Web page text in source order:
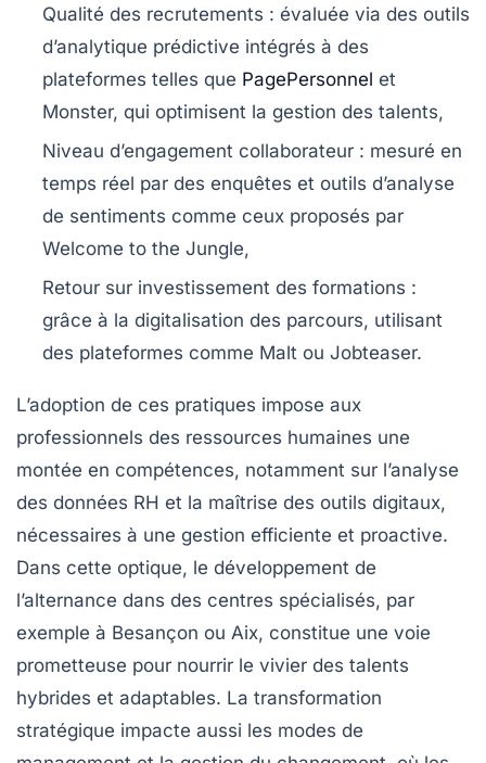
Qualité des recrutements : évaluée via des outils
d’analytique prédictive intégrés à des
plateformes telles que PagePersonnel et
Monster, qui optimisent la gestion des talents,
Niveau d’engagement collaborateur : mesuré en
temps réel par des enquêtes et outils d’analyse
de sentiments comme ceux proposés par
Welcome to the Jungle,
Retour sur investissement des formations :
grâce à la digitalisation des parcours, utilisant
des plateformes comme Malt ou Jobteaser.
L’adoption de ces pratiques impose aux
professionnels des ressources humaines une
montée en compétences, notamment sur l’analyse
des données RH et la maîtrise des outils digitaux,
nécessaires à une gestion efficiente et proactive.
Dans cette optique, le développement de
l’alternance dans des centres spécialisés, par
exemple à Besançon ou Aix, constitue une voie
prometteuse pour nourrir le vivier des talents
hybrides et adaptables. La transformation
stratégique impacte aussi les modes de